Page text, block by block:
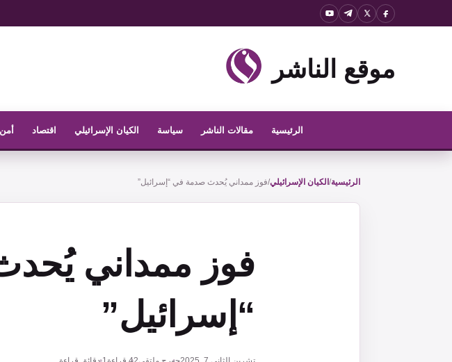
موقع الناشر
الرئيسية مقالات الناشر سياسة الكيان الإسرائيلي اقتصاد
الرئيسية/ الكيان الإسرائيلي/فوز ممداني يُحدث صدمة في “إسرائيل”
فوز ممداني
“إسرائيل”